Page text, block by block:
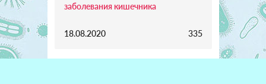
заболевания кишечника
18.08.2020 335